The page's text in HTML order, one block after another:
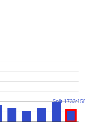
Split 1733:1585